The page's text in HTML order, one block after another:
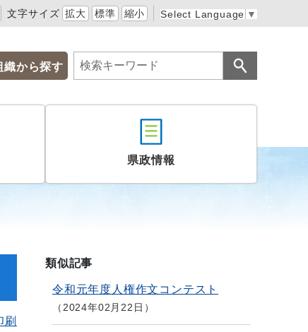
文字サイズ 拡大 標準 縮小 Select Language ▼
織から探す
県政情報
刷
類似記事
令和元年度人権作文コンテスト
2024年02月22日